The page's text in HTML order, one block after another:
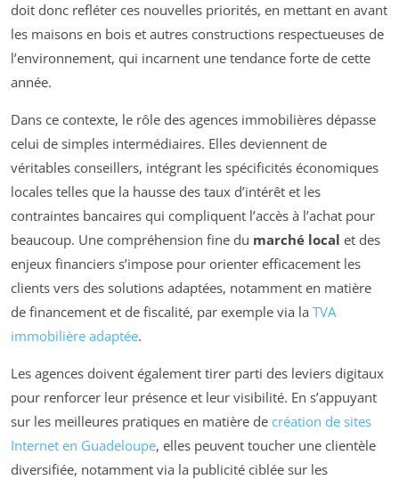
doit donc refléter ces nouvelles priorités, en mettant en avant
les maisons en bois et autres constructions respectueuses de
l’environnement, qui incarnent une tendance forte de cette
année.
Dans ce contexte, le rôle des agences immobilières dépasse
celui de simples intermédiaires. Elles deviennent de
véritables conseillers, intégrant les spécificités économiques
locales telles que la hausse des taux d’intérêt et les
contraintes bancaires qui compliquent l’accès à l’achat pour
beaucoup. Une compréhension fine du marché local et des
enjeux financiers s’impose pour orienter efficacement les
clients vers des solutions adaptées, notamment en matière
de financement et de fiscalité, par exemple via la TVA
immobilière adaptée.
Les agences doivent également tirer parti des leviers digitaux
pour renforcer leur présence et leur visibilité. En s’appuyant
sur les meilleures pratiques en matière de création de sites
Internet en Guadeloupe, elles peuvent toucher une clientèle
diversifiée, notamment via la publicité ciblée sur les